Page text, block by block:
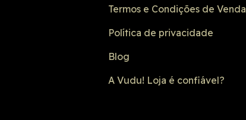
Termos e Condições de Venda
Política de privacidade
Blog
A Vudu! Loja é confiável?